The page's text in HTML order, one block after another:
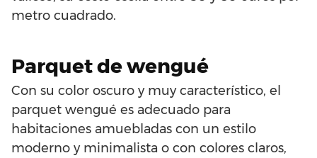
metro cuadrado.
Parquet de wengué
Con su color oscuro y muy característico, el
parquet wengué es adecuado para
habitaciones amuebladas con un estilo
moderno y minimalista o con colores claros,